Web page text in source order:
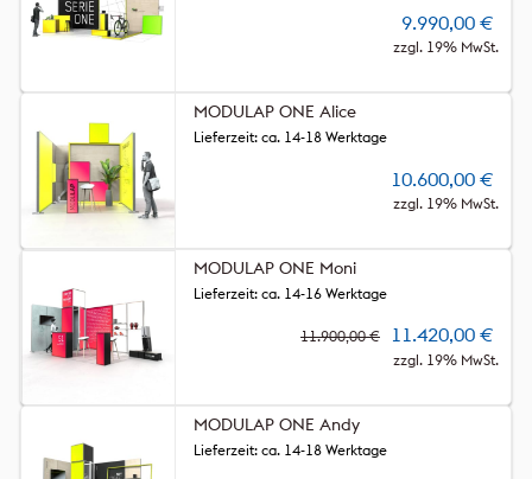
9.990,00 €
zzgl. 19% MwSt.
MODULAP ONE Alice
10.600,00 €
zzgl. 19% MwSt.
Lieferzeit: ca. 14-18 Werktage
MODULAP ONE Moni
11.900,00€ 11.420,00 €
zzgl. 19% MwSt.
Lieferzeit: ca. 14-16 Werktage
MODULAP ONE Andy
Lieferzeit: ca. 14-18 Werktage